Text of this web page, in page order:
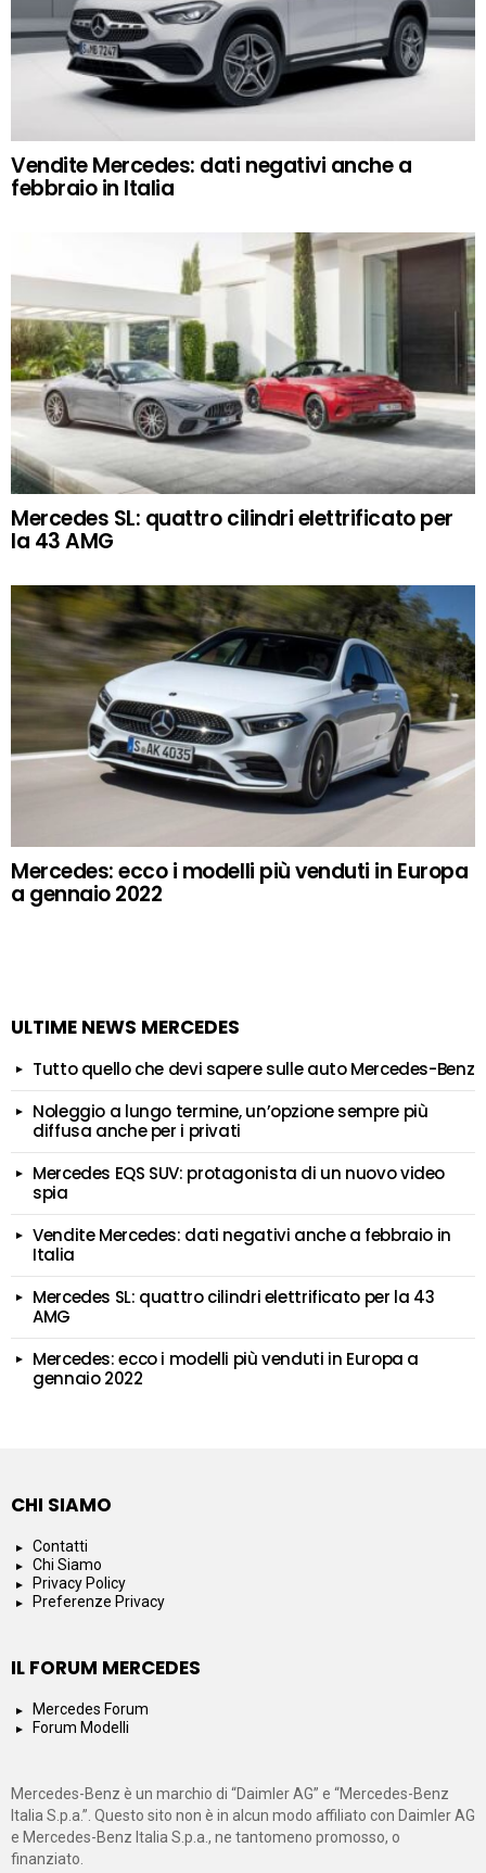
Vendite Mercedes: dati negativi anche a
febbraio in Italia
Mercedes SL: quattro cilindri elettrificato per
la 43 AMG
Mercedes: ecco i modelli più venduti in Europa
a gennaio 2022
ULTIME NEWS MERCEDES
Tutto quello che devi sapere sulle auto Mercedes-Benz
Noleggio a lungo termine, un’opzione sempre più
diffusa anche per i privati
Mercedes EQS SUV: protagonista di un nuovo video
spia
Vendite Mercedes: dati negativi anche a febbraio in
Italia
Mercedes SL: quattro cilindri elettrificato per la 43
AMG
Mercedes: ecco i modelli più venduti in Europa a
gennaio 2022
CHI SIAMO
Contatti
Chi Siamo
Privacy Policy
Preferenze Privacy
IL FORUM MERCEDES
Mercedes Forum
Forum Modelli
Mercedes-Benz è un marchio di “Daimler AG” e “Mercedes-Benz
Italia S.p.a.”. Questo sito non è in alcun modo affiliato con Daimler AG
e Mercedes-Benz Italia S.p.a., ne tantomeno promosso, o
finanziato.